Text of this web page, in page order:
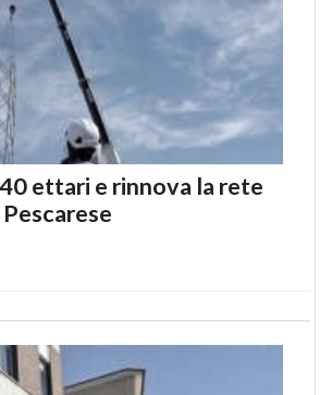
ettari e rinnova la rete